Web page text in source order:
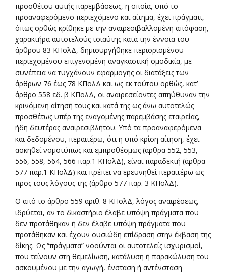
προσθέτου αυτής παρεμβάσεως, η οποία, υπό το
προαναφερόμενο περιεχόμενο και αίτημα, έχει πράγματι,
όπως ορθώς κρίθηκε με την αναιρεσιβαλλομένη απόφαση,
χαρακτήρα αυτοτελούς τοιαύτης κατά την έννοια του
άρθρου 83 ΚΠολΔ, δημιουργήθηκε περιορισμένου
περιεχομένου επιγενομένη αναγκαστική ομοδικία, με
συνέπεια να τυγχάνουν εφαρμογής οι διατάξεις των
άρθρων 76 έως 78 ΚΠολΔ και ως εκ τούτου ορθώς, κατ’
άρθρο 558 εδ. β ΚΠολΔ, οι αναιρεσείοντες απηύθυναν την
κρινόμενη αίτησή τους και κατά της ως άνω αυτοτελώς
προσθέτως υπέρ της εναγομένης παρεμβάσης εταιρείας,
ήδη δευτέρας αναιρεσιβλήτου. Υπό τα προαναφερόμενα
και δεδομένου, περαιτέρω, ότι η υπό κρίση αίτηση, έχει
ασκηθεί νομοτύπως και εμπροθέσμως (άρθρα 552, 553,
556, 558, 564, 566 παρ.1 ΚΠολΔ), είναι παραδεκτή (άρθρα
577 παρ.1 ΚΠολΔ) και πρέπει να ερευνηθεί περαιτέρω ως
προς τους λόγους της (άρθρο 577 παρ. 3 ΚΠολΔ).
Ο από το άρθρο 559 αριθ. 8 ΚΠολΔ, λόγος αναιρέσεως,
ιδρύεται, αν το δικαστήριο έλαβε υπόψη πράγματα που
δεν προτάθηκαν ή δεν έλαβε υπόψη πράγματα που
προτάθηκαν και έχουν ουσιώδη επίδραση στην έκβαση της
δίκης. Ως “πράγματα” νοούνται οι αυτοτελείς ισχυρισμοί,
που τείνουν στη θεμελίωση, κατάλυση ή παρακώλυση του
ασκουμένου με την αγωγή, ένσταση ή αντένσταση